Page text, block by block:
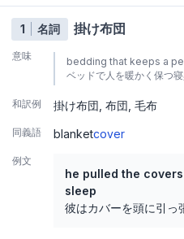
1 名詞 掛け布団
意味
bedding that keeps a
ベッドで人を暖かく保つ
和訳例 掛け布団 布団 毛布
同義語 blanketcover
例文
he pulled the
sleep
彼はカバーを頭に引っ